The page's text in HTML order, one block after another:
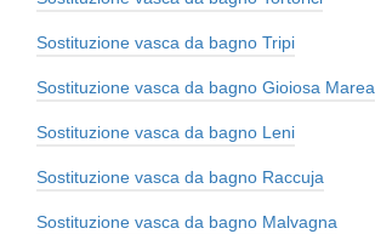
Sostituzione vasca da bagno Tripi
Sostituzione vasca da bagno Gioiosa Marea
Sostituzione vasca da bagno Leni
Sostituzione vasca da bagno Raccuja
Sostituzione vasca da bagno Malvagna